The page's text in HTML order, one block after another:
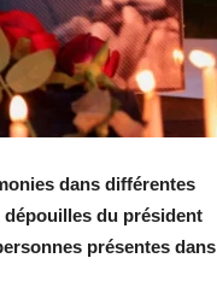
dans différentes
du président
présentes dans